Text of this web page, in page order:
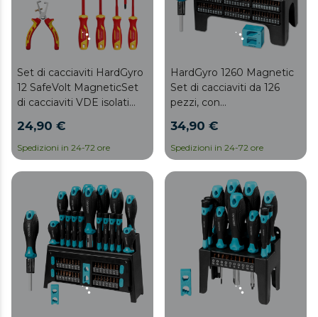
Set di cacciaviti HardGyro
12 SafeVolt MagneticSet
di cacciaviti VDE isolati
valigetta, con spelafili,
tagliafili, magnete e
nastro isolante.
24,90 €
Spedizioni in 24-72 ore
HardGyro 1260 Magnetic
Set di cacciaviti da 126
pezzi, con
cacciaviti CRV e VDE,
chiavi a brugola e a
bussola e punte S2.
34,90 €
Spedizioni in 24-72 ore